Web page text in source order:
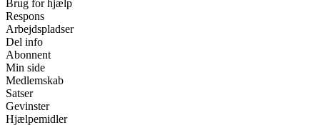
Brug for hjælp
Respons
Arbejdspladser
Del info
Abonnent
Min side
Medlemskab
Satser
Gevinster
Hjælpemidler